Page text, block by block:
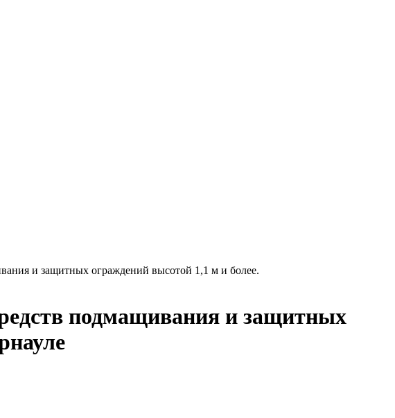
и защитных ограждений высотой 1,1 м и более.
подмащивания и защитных